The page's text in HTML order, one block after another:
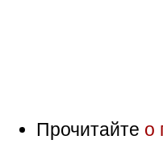
Прочитайте о